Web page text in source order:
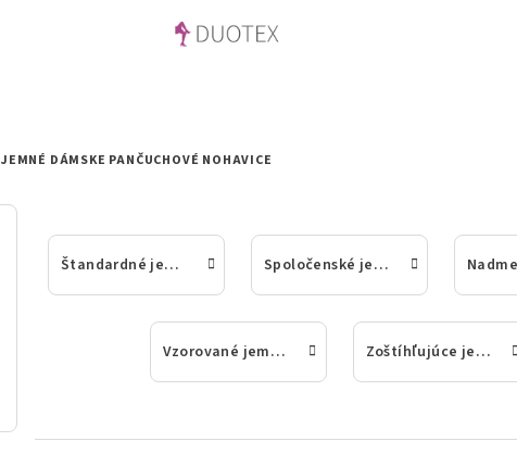
JEMNÉ DÁMSKE PANČUCHOVÉ NOHAVICE
Štandardné jemné dámske pančuchové nohavice Spoločenské jemné dámske pančuchové nohavice
Vzorované jemné dámske pančuchové nohavice Zoštíhľujúce jemné dámske pančuchové nohavice